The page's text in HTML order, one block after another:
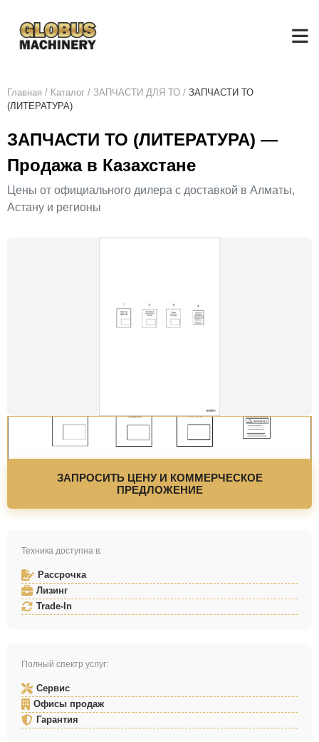
Главная / Каталог / ЗАПЧАСТИ ДЛЯ ТО / ЗАПЧАСТИ ТО
(ЛИТЕРАТУРА)
ЗАПЧАСТИ ТО (ЛИТЕРАТУРА) —
Продажа в Казахстане
Цены от официального дилера с доставкой в Алматы,
Астану и регионы
ЗАПРОСИТЬ ЦЕНУ И КОММЕРЧЕСКОЕ
ПРЕДЛОЖЕНИЕ
Техника доступна в:
Рассрочка
Лизинг
Trade-In
Полный спектр услуг:
Сервис
Офисы продаж
Гарантия